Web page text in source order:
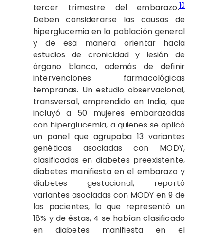
tercer trimestre del embarazo.10
Deben considerarse las causas de
hiperglucemia en la población general
y de esa manera orientar hacia
estudios de cronicidad y lesión de
órgano blanco, además de definir
intervenciones farmacológicas
tempranas. Un estudio observacional,
transversal, emprendido en India, que
incluyó a 50 mujeres embarazadas
con hiperglucemia, a quienes se aplicó
un panel que agrupaba 13 variantes
genéticas asociadas con MODY,
clasificadas en diabetes preexistente,
diabetes manifiesta en el embarazo y
diabetes gestacional, reportó
variantes asociadas con MODY en 9 de
las pacientes, lo que representó un
18% y de éstas, 4 se habían clasificado
en diabetes manifiesta en el